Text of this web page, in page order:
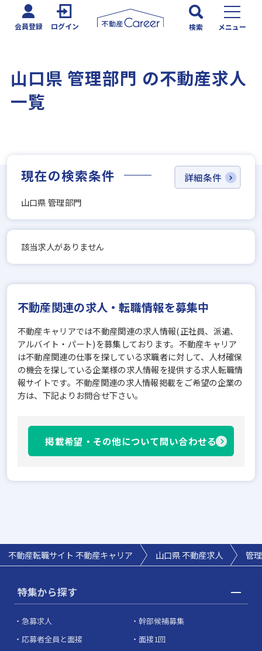
会員登録 ログイン 検索 メニュー
山口県 管理部門 の不動産求人
一覧
現在の検索条件
山口県 管理部門
詳細条件
該当求人がありません
不動産関連の求人・転職情報を募集中
不動産キャリアでは不動産関連の求人情報(正社員、派遣、
アルバイト・パート)を募集しております。不動産キャリア
は不動産関連の仕事を探している求職者に対して、人材確保
の機会を探している企業様の求人情報を提供する求人転職情
報サイトです。不動産関連の求人情報掲載をご希望の企業の
方は、下記よりお問合せ下さい。
掲載希望・その他について問い合わせる
不動産転職サイト 不動産キャリア 山口県不動産求人 管
特集から探す
急募求人
幹部候補募集
応募者全員と面接
面接1回